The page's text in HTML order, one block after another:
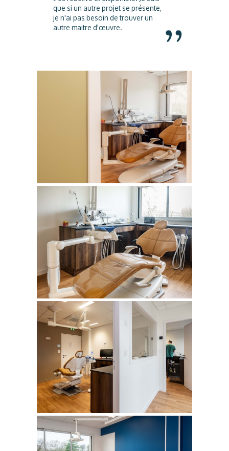
que si un autre projet se présente,
je n'ai pas besoin de trouver un
autre maitre d'œuvre.